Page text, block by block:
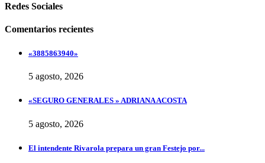
Redes Sociales
Comentarios recientes
«3885863940»
5 agosto, 2026
«SEGURO GENERALES » ADRIANA ACOSTA
5 agosto, 2026
El intendente Rivarola prepara un gran Festejo por...